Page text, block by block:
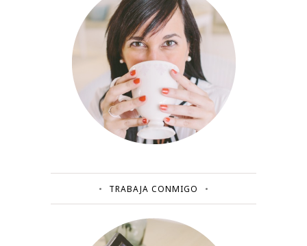
TRABAJA CONMIGO